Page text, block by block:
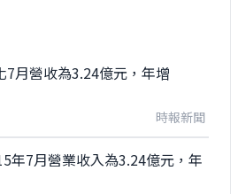
7月營收為3.24億元，年增
時報新聞
年7月營業收入為3.24億元，年